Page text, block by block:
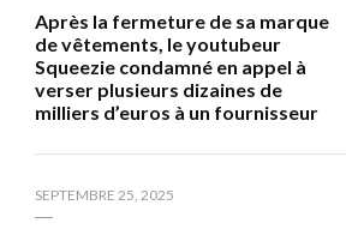
Après la fermeture de sa marque
de vêtements, le youtubeur
Squeezie condamné en appel à
verser plusieurs dizaines de
milliers d’euros à un fournisseur
SEPTEMBRE 25, 2025